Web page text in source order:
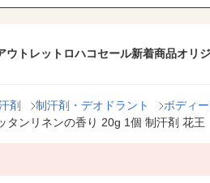
ウトレット ロハコセール新着商品オリ
剤 制汗剤・デオドラント
ボディ
タンリネンの香り 20g 1個 制汗剤 花王